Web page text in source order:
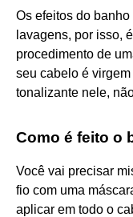
Os efeitos do
lavagens, por isso,
procedimento de
seu cabelo é
tonalizante nele,
Como é feito o
Você vai precisar
fio com uma
aplicar em todo o